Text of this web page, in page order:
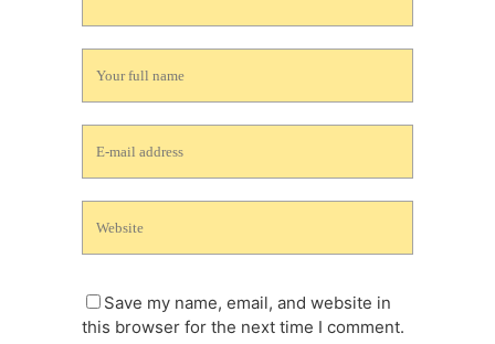
Save my name, email, and website in
this browser for the next time I comment.